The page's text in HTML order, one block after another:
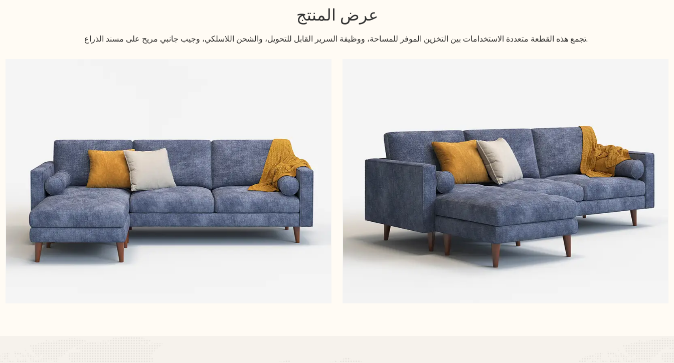
عرض المنتج
تجمع هذه القطعة متعددة الاستخدامات بين التخزين الموفر للمساحة، ووظيفة السرير القابل للتحويل، والشحن اللاسلكي، وجيب جانبي مريح على مسند الذراع.